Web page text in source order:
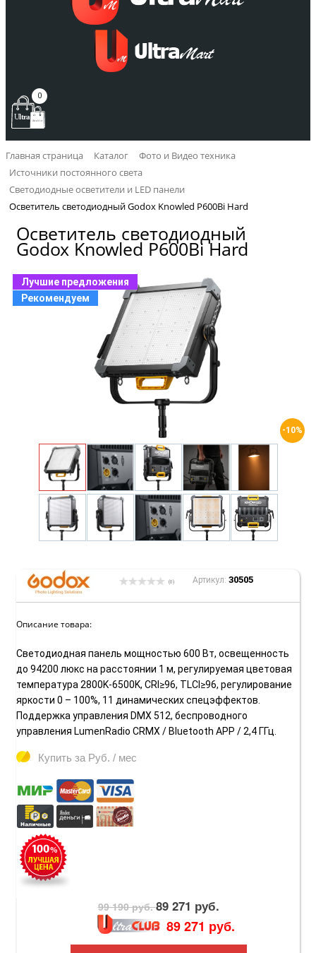
0
Главная страница Каталог
Фото и Видео техника
Источники постоянного света
Светодиодные осветители и LED панели
Осветитель светодиодный Godox Knowled P600Bi Hard
Осветитель светодиодный
Godox Knowled P600Bi Hard
Лучшие предложения
Рекомендуем
-10%
(0) Артикул: 30505
Описание товара:
Светодиодная панель мощностью 600 Вт, освещенность
до 94200 люкс на расстоянии 1 м, регулируемая цветовая
температура 2800K-6500K, CRI≥96, TLCI≥96, регулирование
яркости 0 – 100%, 11 динамических спецэффектов.
Поддержка управления DMX 512, беспроводного
управления LumenRadio CRMX / Bluetooth APP / 2,4 ГГц.
Купить за Руб. / мес
99 190 руб.89 271 руб.
89 271 руб.